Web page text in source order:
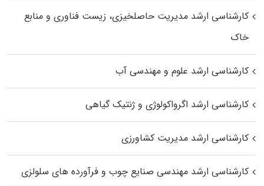
کارشناسی ارشد مدیریت حاصلخیزی، زیست فناوری و منابع
خاک
کارشناسی ارشد علوم و مهندسی آب
کارشناسی ارشد اگرواکولوژی و ژنتیک گیاهی
کارشناسی ارشد مدیریت کشاورزی
کارشناسی ارشد مهندسی صنایع چوب و فرآورده‌ های سلولزی